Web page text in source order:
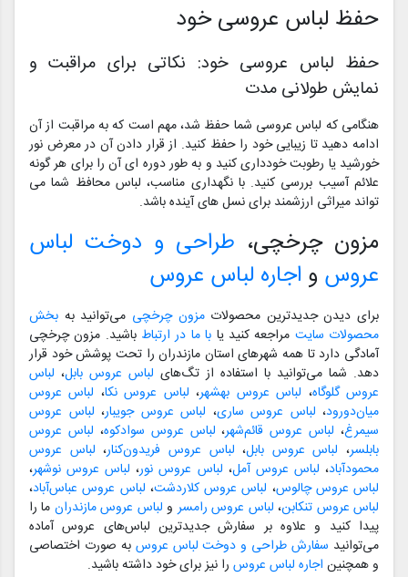
حفظ لباس عروسی خود
حفظ لباس عروسی خود: نکاتی برای مراقبت و
نمایش طولانی مدت
هنگامی که لباس عروسی شما حفظ شد، مهم است که به مراقبت از آن
ادامه دهید تا زیبایی خود را حفظ کنید. از قرار دادن آن در معرض نور
خورشید یا رطوبت خودداری کنید و به طور دوره ای آن را برای هر گونه
علائم آسیب بررسی کنید. با نگهداری مناسب، لباس محافظ شما می
تواند میراثی ارزشمند برای نسل های آینده باشد.
مزون چرخچی، طراحی و دوخت لباس
عروس و اجاره لباس عروس
برای دیدن جدیدترین محصولاتمزون چرخچی می‌توانید به بخش
محصولات سایت مراجعه کنید یا با ما در ارتباط باشید. مزون چرخچی
آمادگی دارد تا همه شهرهای استان مازندران را تحت پوشش خود قرار
دهد. شما می‌توانید با استفاده از تگ‌های لباس عروس بابل، لباس
عروس گلوگاه، لباس عروس بهشهر، لباس عروس نکا، لباس عروس
میان‌دورود، لباس عروس ساری، لباس عروس جویبار، لباس عروس
سیمرغ، لباس عروس قائم‌شهر، لباس عروس سوادکوه، لباس عروس
بابلسر، لباس عروس بابل، لباس عروس فریدون‌کنار، لباس عروس
محمودآباد، لباس عروس آمل، لباس عروس نور، لباس عروس نوشهر،
لباس عروس چالوس، لباس عروس کلاردشت، لباس عروس عباس‌آباد،
لباس عروس تنکابن، لباس عروس رامسر و لباس عروس مازندران ما را
پیدا کنید و علاوه بر سفارش جدیدترین لباس‌های عروس آماده
می‌توانید سفارش طراحی و دوخت لباس عروس به صورت اختصاصی
و همچنین اجاره لباس عروس را نیز برای خود داشته باشید.